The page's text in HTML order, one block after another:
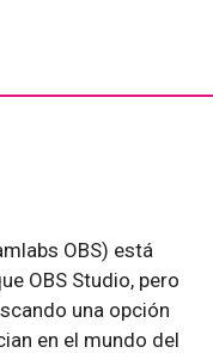
OBS) está
OBS Studio, pero
una opción
en el mundo del